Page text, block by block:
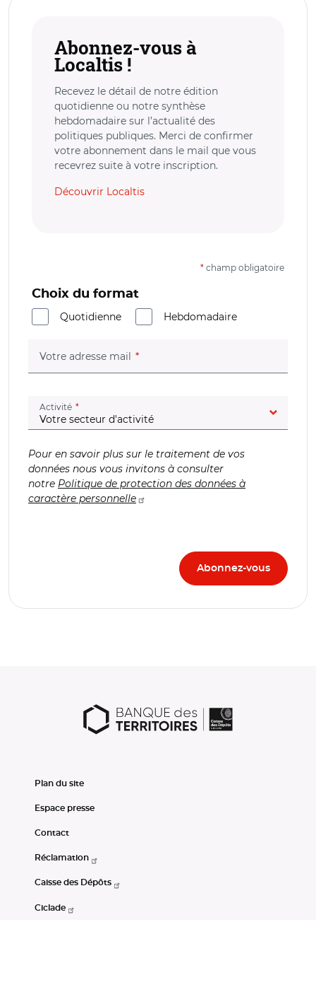
Abonnez-vous à
Localtis !
Recevez le détail de notre édition
quotidienne ou notre synthèse
hebdomadaire sur l’actualité des
politiques publiques. Merci de confirmer
votre abonnement dans le mail que vous
recevrez suite à votre inscription.
Découvrir Localtis
* champ obligatoire
Choix du format
Quotidienne
Hebdomadaire
Votre adresse mail (champ obligatoire)
Activité (champ obligatoire)
Pour en savoir plus sur le traitement de vos
données nous vous invitons à consulter
notre Politique de protection des données à
caractère personnelle
Plan du site
Espace presse
Contact
Réclamation
Caisse des Dépôts
Ciclade